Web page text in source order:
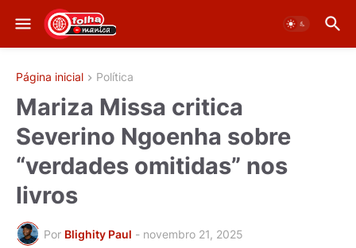
Página inicial Política
Mariza Missa critica
Severino Ngoenha sobre
“verdades omitidas” nos
livros
Por Blighity Paul - novembro 21, 2025